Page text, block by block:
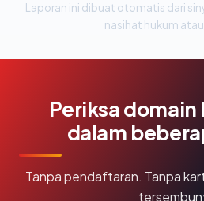
Laporan ini dibuat otomatis dari
nasihat hukum
Periksa
dalam
Tanpa pendaftaran. Tanpa